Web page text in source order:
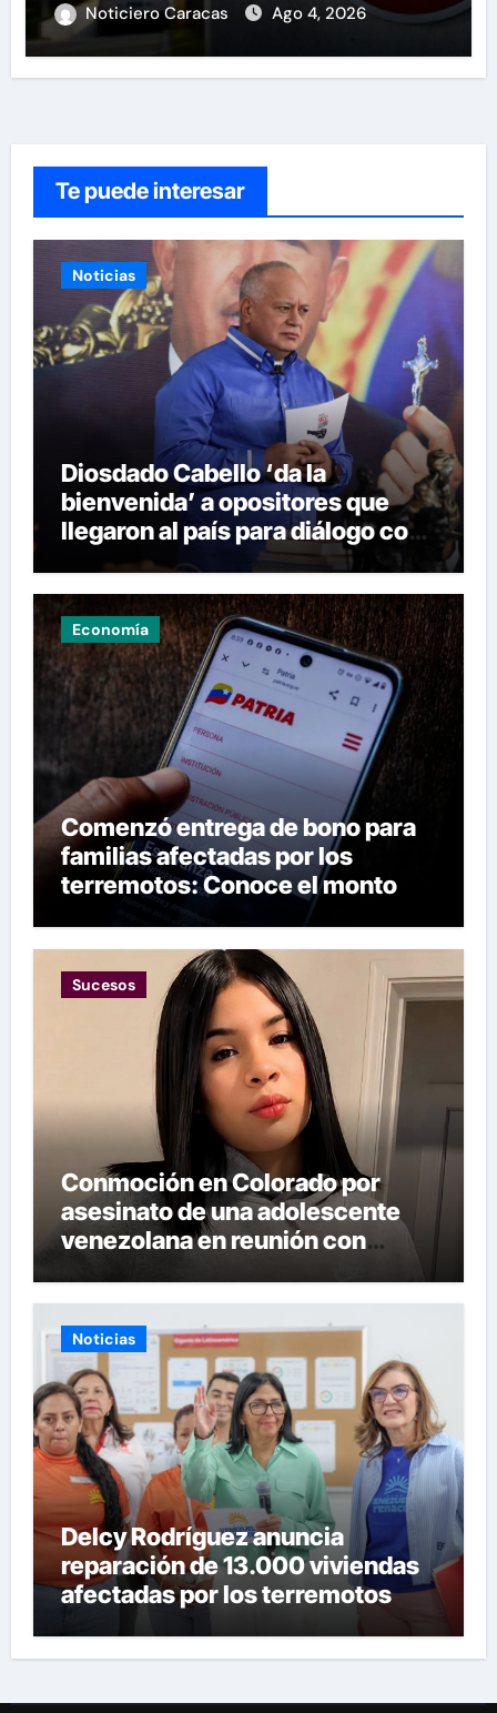
Noticiero Caracas Ago 4, 2026
Te puede interesar
Noticias
Diosdado Cabello ‘da la
bienvenida’ a opositores que
llegaron al país para diálogo con
el gobierno
Economía
Comenzó entrega de bono para
familias afectadas por los
terremotos: Conoce el monto
Sucesos
Conmoción en Colorado por
asesinato de una adolescente
venezolana en reunión con
Noticias
Delcy Rodríguez anuncia
reparación de 13.000 viviendas
afectadas por los terremotos